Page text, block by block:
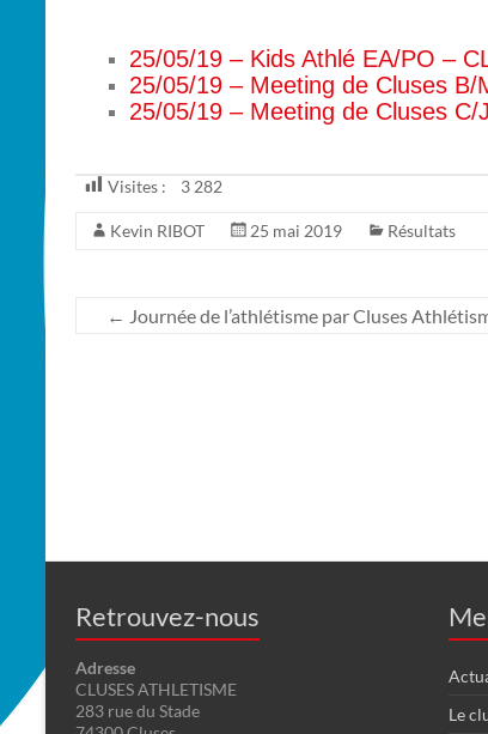
25/05/19 – Kids Athlé EA/PO –
25/05/19 – Meeting de Cluses B/
25/05/19 – Meeting de Cluses C/
Visites : 3 282
Kevin RIBOT 25 mai 2019 Résultats
← Journée de l’athlétisme par Cluses
Retrouvez-nous
Adresse
CLUSES ATHLETISME
283 rue du Stade
Le